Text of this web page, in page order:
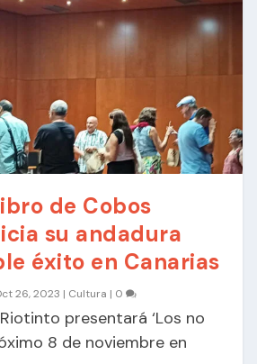
de Cobos
su andadura
éxito en Canarias
26, 2023 | Cultura | 0
presentará ‘Los no
8 de noviembre en